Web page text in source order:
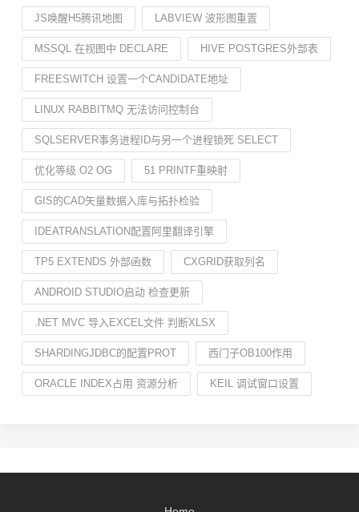
JS唤醒H5腾讯地图 LABVIEW 波形图重置
MSSQL 在视图中 DECLARE HIVE POSTGRES外部表
FREESWITCH 设置一个CANDIDATE地址
LINUX RABBITMQ 无法访问控制台
SQLSERVER事务进程ID与另一个进程锁死 SELECT
优化等级 O2 OG 51 PRINTF重映射
GIS的CAD矢量数据入库与拓扑检验
IDEATRANSLATION配置阿里翻译引擎
TP5 EXTENDS 外部函数 CXGRID获取列名
ANDROID STUDIO启动 检查更新
.NET MVC 导入EXCEL文件 判断XLSX
SHARDINGJDBC的配置PROT 西门子OB100作用
ORACLE INDEX占用 资源分析 KEIL 调试窗口设置